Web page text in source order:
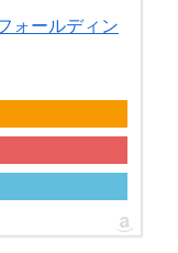
ォールディン